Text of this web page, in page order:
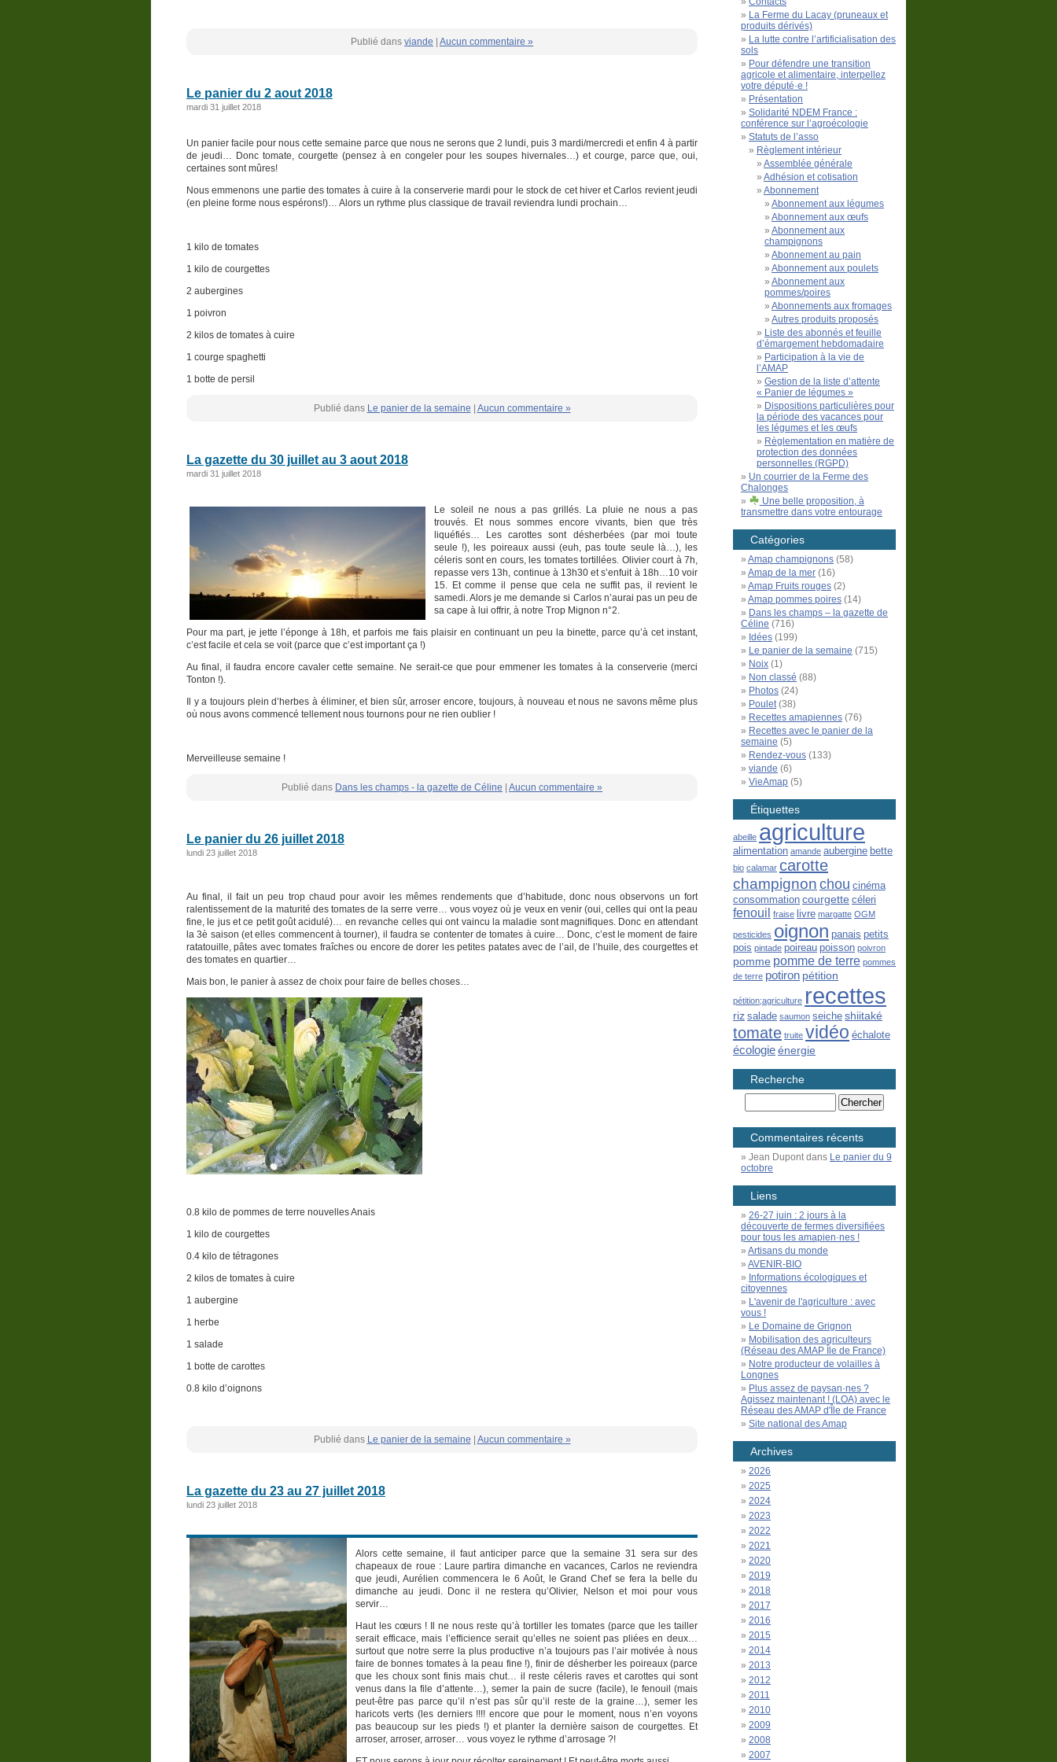
Publié dans viande Aucun commentaire »
Le panier du 2 aout 2018
mardi 31 juillet 2018
Un panier facile pour nous cette semaine parce que nous ne serons que 2 lundi, puis 3 mardi/mercredi et enfin 4 à partir
de jeudi… Donc tomate, courgette (pensez à en congeler pour les soupes hivernales…) et courge, parce que, oui,
certaines sont mûres!
Nous emmenons une partie des tomates à cuire à la conserverie mardi pour le stock de cet hiver et Carlos revient jeudi
(en pleine forme nous espérons!)… Alors un rythme plus classique de travail reviendra lundi prochain…
1 kilo de tomates
1 kilo de courgettes
2 aubergines
1 poivron
2 kilos de tomates à cuire
1 courge spaghetti
1 botte de persil
Publié dans Le panier de la semaine Aucun commentaire »
La gazette du 30 juillet au 3 aout 2018
mardi 31 juillet 2018
Le soleil ne nous a pas grillés. La pluie ne nous a pas
trouvés. Et nous sommes encore vivants, bien que très
liquéfiés… Les carottes sont désherbées (par moi toute
seule !), les poireaux aussi (euh, pas toute seule là…), les
céleris sont en cours, les tomates tortillées. Olivier court à 7h,
repasse vers 13h, continue à 13h30 et s’enfuit à 18h…10 voir
15. Et comme il pense que cela ne suffit pas, il revient le
samedi. Alors je me demande si Carlos n’aurai pas un peu de
sa cape à lui offrir, à notre Trop Mignon n°2.
Pour ma part, je jette l’éponge à 18h, et parfois me fais plaisir en continuant un peu la binette, parce qu’à cet instant,
c’est facile et cela se voit (parce que c’est important ça !)
Au final, il faudra encore cavaler cette semaine. Ne serait-ce que pour emmener les tomates à la conserverie (merci
Tonton !).
Il y a toujours plein d’herbes à éliminer, et bien sûr, arroser encore, toujours, à nouveau et nous ne savons même plus
où nous avons commencé tellement nous tournons pour ne rien oublier !
Merveilleuse semaine !
Publié dans Dans les champs - la gazette de Céline Aucun commentaire »
Le panier du 26 juillet 2018
lundi 23 juillet 2018
Au final, il fait un peu trop chaud pour avoir les mêmes rendements que d’habitude, donc nous observons un fort
ralentissement de la maturité des tomates de la serre verre… vous voyez où je veux en venir (oui, celles qui ont la peau
fine, le jus et ce petit goût acidulé)… en revanche celles qui ont vaincu la maladie sont magnifiques. Donc en attendant
la 3è saison (et elles commencent à tourner), il faudra se contenter de tomates à cuire… Donc, c’est le moment de faire
ratatouille, pâtes avec tomates fraîches ou encore de dorer les petites patates avec de l’ail, de l’huile, des courgettes et
des tomates en quartier…
Mais bon, le panier à assez de choix pour faire de belles choses…
0.8 kilo de pommes de terre nouvelles Anais
1 kilo de courgettes
0.4 kilo de tétragones
2 kilos de tomates à cuire
1 aubergine
1 herbe
1 salade
1 botte de carottes
0.8 kilo d’oignons
Publié dans Le panier de la semaine Aucun commentaire »
La gazette du 23 au 27 juillet 2018
lundi 23 juillet 2018
Alors cette semaine, il faut anticiper parce que la semaine 31 sera sur des
chapeaux de roue : Laure partira dimanche en vacances, Carlos ne reviendra
que jeudi, Aurélien commencera le 6 Août, le Grand Chef se fera la belle du
dimanche au jeudi. Donc il ne restera qu’Olivier, Nelson et moi pour vous
servir…
Haut les cœurs ! Il ne nous reste qu’à tortiller les tomates (parce que les tailler
serait efficace, mais l’efficience serait qu’elles ne soient pas pliées en deux…
surtout que notre serre la plus productive n’a toujours pas l’air motivée à nous
faire de bonnes tomates à la peau fine !), finir de désherber les poireaux (parce
que les choux sont finis mais chut… il reste céleris raves et carottes qui sont
venus dans la file d’attente…), semer la pain de sucre (facile), le fenouil (mais
peut-être pas parce qu’il n’est pas sûr qu’il reste de la graine…), semer les
haricots verts (les derniers !!!! encore que pour le moment, nous n’en voyons
pas beaucoup sur les pieds !) et planter la dernière saison de courgettes. Et
arroser, arroser, arroser… vous voyez le rythme d’arrosage ?!
La Ferme du Lacay (pruneaux et
produits dérivés)
La lutte contre l’artificialisation des
sols
Pour défendre une transition
agricole et alimentaire, interpellez
votre député·e !
Présentation
Solidarité NDEM France :
conférence sur l’agroécologie
Statuts de l’asso
Règlement intérieur
Assemblée générale
Adhésion et cotisation
Abonnement
Abonnement aux légumes
Abonnement aux œufs
Abonnement aux
champignons
Abonnement au pain
Abonnement aux poulets
Abonnement aux
pommes/poires
Abonnements aux fromages
Autres produits proposés
Liste des abonnés et feuille
d’émargement hebdomadaire
Participation à la vie de
l’AMAP
Gestion de la liste d’attente
« Panier de légumes »
Dispositions particulières pour
la période des vacances pour
les légumes et les œufs
Règlementation en matière de
protection des données
personnelles (RGPD)
Un courrier de la Ferme des
Chalonges
Une belle proposition, à
transmettre dans votre entourage
Catégories
Amap champignons (58)
Amap de la mer (16)
Amap Fruits rouges (2)
Amap pommes poires (14)
Dans les champs – la gazette de
Céline (716)
Idées (199)
Le panier de la semaine (715)
Noix (1)
Non classé (88)
Photos (24)
Poulet(38)
Recettes amapiennes (76)
Recettes avec le panier de la
semaine (5)
Rendez-vous (133)
viande (6)
VieAmap (5)
Étiquettes
abeille agriculture
alimentation amande aubergine bette
bio calamar carotte
champignon chou cinéma
consommation courgette céleri
fenouil fraise livre margatte OGM
pesticides oignon panais petits
pois pintade poireau poisson poivron
pomme pomme de terre pommes
de terre potiron pétition
pétition;agriculture recettes
riz salade saumon seiche shiitaké
tomate truite vidéo échalote
écologieénergie
Recherche
Commentaires récents
Jean Dupontdans Le panier du 9
octobre
Liens
26-27 juin : 2 jours à la
découverte de fermes diversifiées
pour tous les amapien·nes !
Artisans du monde
AVENIR-BIO
Informations écologiques et
citoyennes
L'avenir de l'agriculture : avec
vous !
Le Domaine de Grignon
Mobilisation des agriculteurs
(Réseau des AMAP Île de France)
Notre producteur de volailles à
Longnes
Plus assez de paysan·nes ?
Agissez maintenant ! (LOA) avec le
Réseau des AMAP d'Île de France
Site national des Amap
Archives
2026
2025
2024
2023
2022
2021
2020
2019
2018
2017
2016
2015
2014
2013
2012
2011
2010
2009
2008
2007